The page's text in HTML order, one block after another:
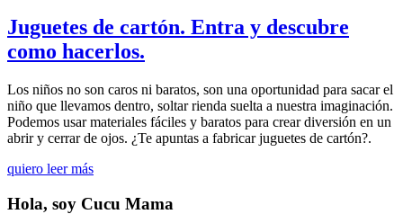
Juguetes de cartón. Entra y descubre
como hacerlos.
Los niños no son caros ni baratos, son una oportunidad para sacar el
niño que llevamos dentro, soltar rienda suelta a nuestra imaginación.
Podemos usar materiales fáciles y baratos para crear diversión en un
abrir y cerrar de ojos. ¿Te apuntas a fabricar juguetes de cartón?.
quiero leer más
Hola, soy Cucu Mama